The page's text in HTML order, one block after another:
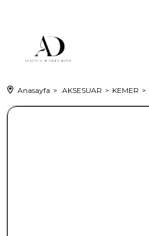
Anasayfa AKSESUAR KEMER